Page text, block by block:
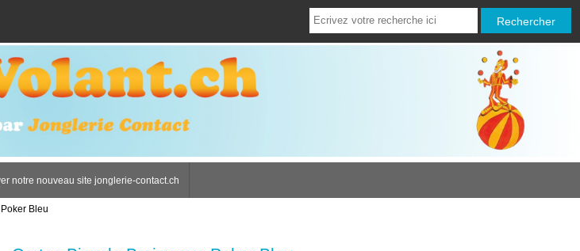
notre nouveau site jonglerie-contact.ch
Bleu